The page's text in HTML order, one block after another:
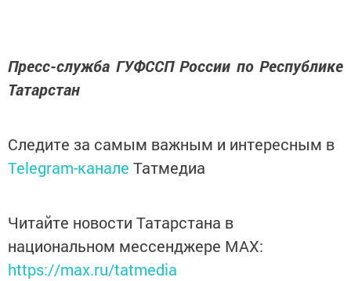
Пресс-служба ГУФССП России по Республике
Татарстан
Следите за самым важным и интересным в
Telegram-канале Татмедиа
Читайте новости Татарстана в
национальном мессенджере MАХ:
https://max.ru/tatmedia